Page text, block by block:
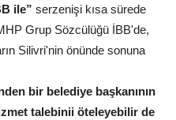
ile” serzenişi kısa sürede
Grup Sözcülüğü İBB'de,
Silivri'nin önünde sonuna
bir belediye başkanının
talebinii öteleyebilir de